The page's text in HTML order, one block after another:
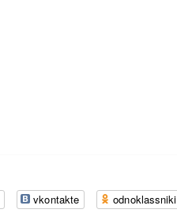
vkontakte odnoklassniki